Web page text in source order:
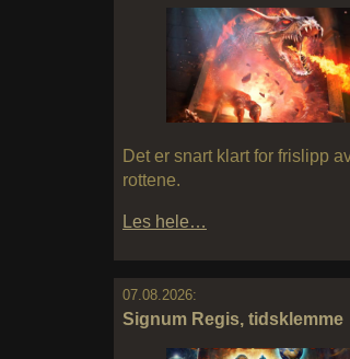
Det er snart klart for frislipp
rottene.
Les hele…
07.08.2026:
Signum Regis, tidsklemme